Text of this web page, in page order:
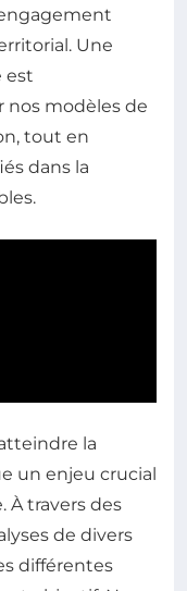
Une
est
nos modèles de
tout en
dans la
la
un enjeu crucial
À travers des
de divers
différentes